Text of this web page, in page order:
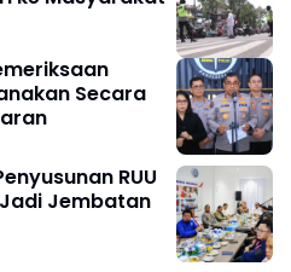
Secara
RUU
Jembatan